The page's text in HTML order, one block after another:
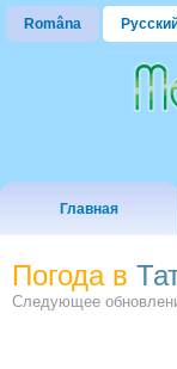
Româna
Главная
Погода в
Следующее